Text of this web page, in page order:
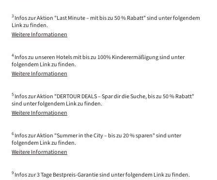
3 Infos zur Aktion "Last Minute – mit bis zu 50 % Rabatt" sind unter folgendem
Link zu finden.
Weitere Informationen
4 Infos zu unseren Hotels mit bis zu 100% Kinderermäßigung sind unter
folgendem Link zu finden.
Weitere Informationen
5 Infos zur Aktion "DERTOUR DEALS – Spar dir die Suche, bis zu 50 % Rabatt"
sind unter folgendem Link zu finden.
Weitere Informationen
6 Infos zur Aktion "Summer in the City – bis zu 20 % sparen" sind unter
folgendem Link zu finden.
Weitere Informationen
9 Infos zur 3 Tage Bestpreis-Garantie sind unter folgendem Link zu finden.